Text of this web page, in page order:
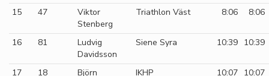
15 47
Viktor
Stenberg
Triathlon Väst 8:06 8:06
16 81
Ludvig
Davidsson
Siene Syra 10:39 10:39
17 18
Björn
IKHP 10:07 10:07